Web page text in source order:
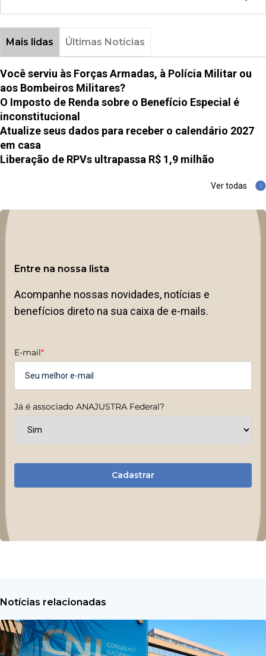
Mais lidas Últimas Notícias
Você serviu às Forças Armadas, à Polícia Militar ou
aos Bombeiros Militares?
O Imposto de Renda sobre o Benefício Especial é
inconstitucional
Atualize seus dados para receber o calendário 2027
em casa
Liberação de RPVs ultrapassa R$ 1,9 milhão
Ver todas
Entre na nossa lista
Acompanhe nossas novidades, notícias e
benefícios direto na sua caixa de e-mails.
E-mail*
Já é associado ANAJUSTRA Federal?
Cadastrar
Notícias relacionadas